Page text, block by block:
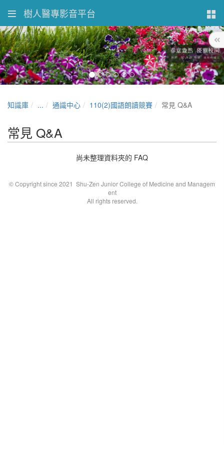
樹人醫專影音平台
知識庫 ... 通識中心 110(2)國語朗讀競賽 常見 Q&A
常見 Q&A
尚未整理資料夾的 FAQ
© Copyright since 2021 Shu-Zen Junior College of Medicine and Managem
ent
All rights reserved.